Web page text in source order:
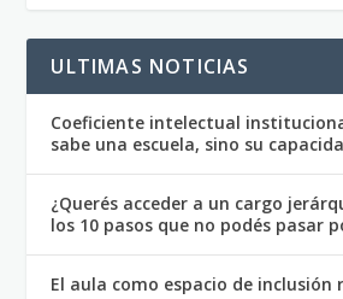
ULTIMAS NOTICIAS
Coeficiente intelectual
sabe una escuela, sino su
¿Querés acceder a un cargo
los 10 pasos que no podés pasar
El aula como espacio de inclusión